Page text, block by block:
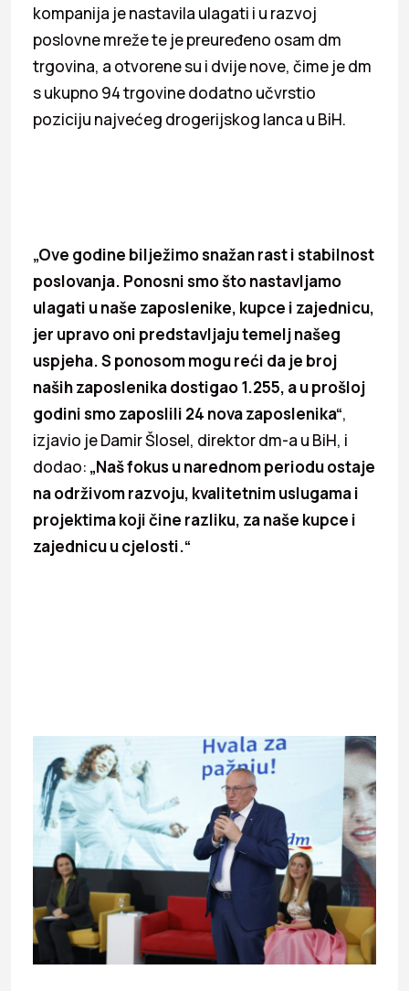
kompanija je nastavila ulagati i u razvoj
poslovne mreže te je preuređeno osam dm
trgovina, a otvorene su i dvije nove, čime je dm
s ukupno 94 trgovine dodatno učvrstio
poziciju najvećeg drogerijskog lanca u BiH.
„Ove godine bilježimo snažan rast i stabilnost
poslovanja. Ponosni smo što nastavljamo
ulagati u naše zaposlenike, kupce i zajednicu,
jer upravo oni predstavljaju temelj našeg
uspjeha. S ponosom mogu reći da je broj
naših zaposlenika dostigao 1.255, a u prošloj
godini smo zaposlili 24 nova zaposlenika“,
izjavio je Damir Šlosel, direktor dm-a u BiH, i
dodao: „Naš fokus u narednom periodu ostaje
na održivom razvoju, kvalitetnim uslugama i
projektima koji čine razliku, za naše kupce i
zajednicu u cjelosti.“